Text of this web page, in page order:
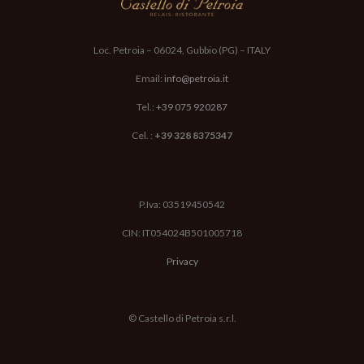
Lucia Amandoli, Lucia Batazzi e Leonardo ti risponderanno il
prima possibile
Loc. Petroia – 06024, Gubbio (PG) – ITALY
Email: info@petroia.it
Tel.: +39 075 920287
Cel. : +39 328 8375347
P.Iva: 03519450542
CIN: IT054024B501005718
Privacy
© Castello di Petroia s.r.l.